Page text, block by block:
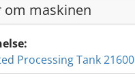
om maskinen
Processing Tank 21600